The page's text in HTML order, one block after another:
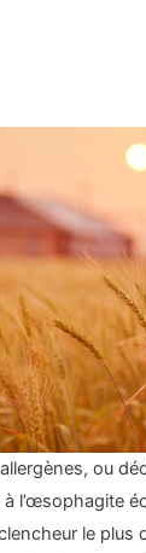
ou
l’œsophagite
le plus